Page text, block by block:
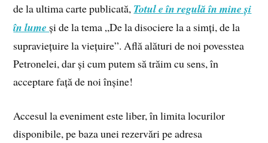
de la ultima carte publicată, Totul e în regulă în mine și
în lume și de la tema „De la disociere la a simți, de la
supraviețuire la viețuire”. Află alături de noi povesstea
Petronelei, dar și cum putem să trăim cu sens, în
acceptare față de noi înșine!
Accesul la eveniment este liber, în limita locurilor
disponibile, pe baza unei rezervări pe adresa